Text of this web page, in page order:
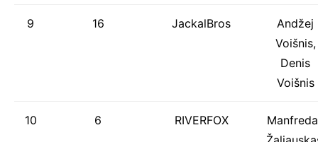
9 16 JackalBros
Andžej
Voišnis,
Denis
Voišnis
10 6 RIVERFOX